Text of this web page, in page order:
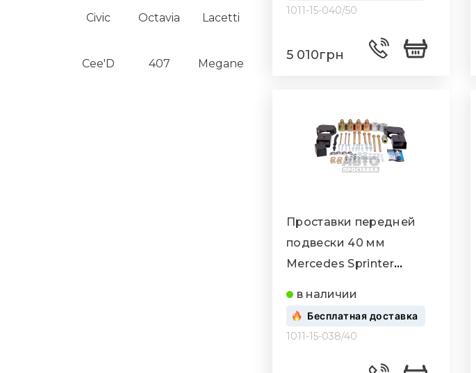
Civic Octavia Lacetti
Cee'D 407 Megane
1011-15-040/50
5 010грн
Проставки передней
подвески 40 мм
Mercedes Sprinter
в наличии
Бесплатная доставка
1011-15-038/40